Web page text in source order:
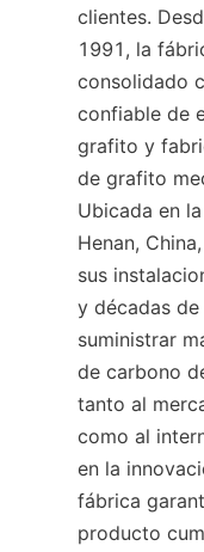
clientes.
1991, la
consolidado
confiable de
grafito y
de grafito
Ubicada en
Henan,
sus
y décadas
suministrar
de carbono
tanto al
como al
en la
fábrica
producto